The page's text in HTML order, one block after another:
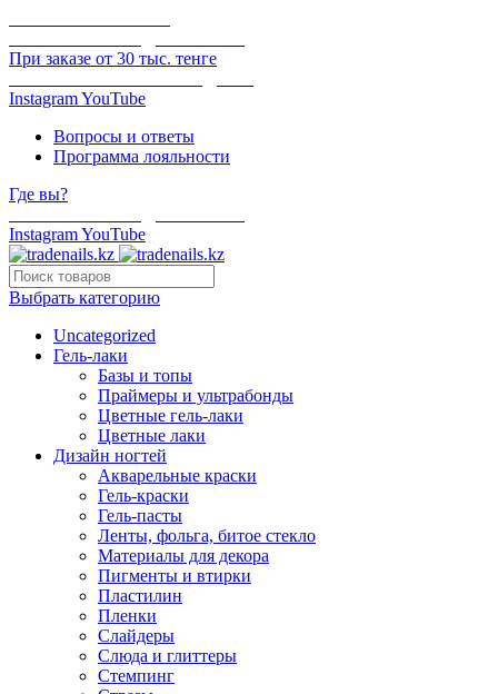
При заказе от 30 тыс. тенге
InstagramYouTube
Вопросы и ответы
Программа лояльности
Где вы?
InstagramYouTube
Выбрать категорию
Uncategorized
Гель-лаки
Базы и топы
Праймеры и ультрабонды
Цветные гель-лаки
Цветные лаки
Дизайн ногтей
Акварельные краски
Гель-краски
Гель-пасты
Ленты, фольга, битое стекло
Материалы для декора
Пигменты и втирки
Пластилин
Пленки
Слайдеры
Слюда и глиттеры
Стемпинг